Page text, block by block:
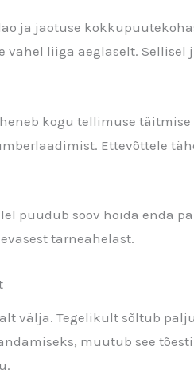
ja jaotuse
liiga aeglaselt.
kogu tellimuse
Ettevõttele
puudub soov hoida enda
tarneahelast.
välja. Tegelikult sõltub
muutub see